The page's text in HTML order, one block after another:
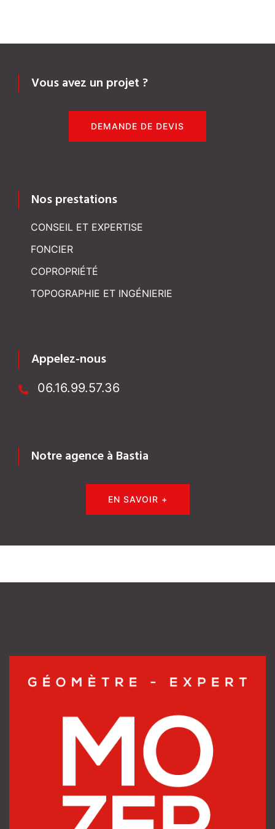
Vous avez un projet ?
DEMANDE DE DEVIS
Nos prestations
CONSEIL ET EXPERTISE
FONCIER
COPROPRIÉTÉ
TOPOGRAPHIE ET INGÉNIERIE
Appelez-nous
06.16.99.57.36
Notre agence à Bastia
EN SAVOIR +